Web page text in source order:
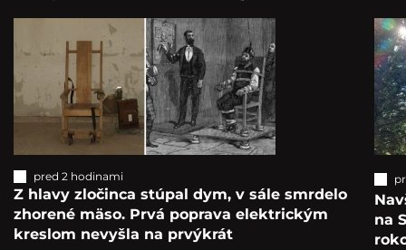
pred 2 hodinami
Z hlavy zločinca stúpal dym, v sále smrdelo
zhorené mäso. Prvá poprava elektrickým
kreslom nevyšla na prvýkrát
na